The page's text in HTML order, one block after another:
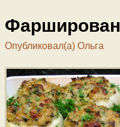
Опубликовал(а) Ольга